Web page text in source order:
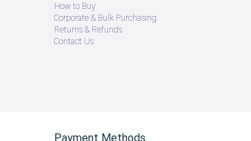
How to Buy
Corporate & Bulk Purchasing
Returns & Refunds
Contact Us
Payment Methods